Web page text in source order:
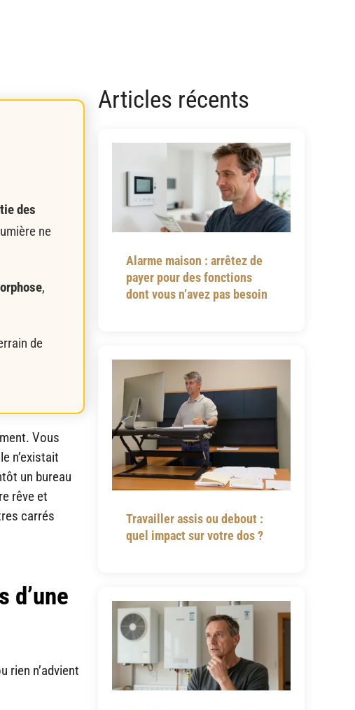
des
ne
,
de
Vous
n’existait
un bureau
rêve et
carrés
d’une
rien n’advient
Articles récents
Alarme maison : arrêtez de
payer pour des fonctions
dont vous n’avez pas besoin
Travailler assis ou debout :
quel impact sur votre dos ?